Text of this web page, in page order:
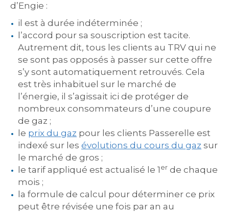
d’Engie :
il est à durée indéterminée ;
l’accord pour sa souscription est tacite.
Autrement dit, tous les clients au TRV qui ne
se sont pas opposés à passer sur cette offre
s’y sont automatiquement retrouvés. Cela
est très inhabituel sur le marché de
l’énergie, il s’agissait ici de protéger de
nombreux consommateurs d’une coupure
de gaz ;
le prix du gaz pour les clients Passerelle est
indexé sur les évolutions du cours du gaz sur
le marché de gros ;
le tarif appliqué est actualisé le 1 er de chaque
mois ;
la formule de calcul pour déterminer ce prix
peut être révisée une fois par an au